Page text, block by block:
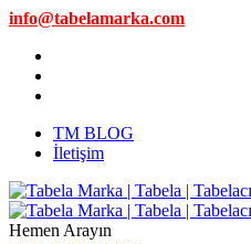
info@tabelamarka.com
TM BLOG
İletişim
Hemen Arayın